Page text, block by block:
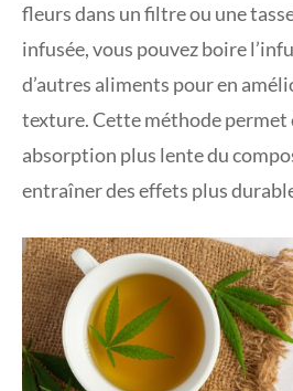
fleurs dans un filtre ou une
infusée, vous pouvez boire
d’autres aliments pour en
texture. Cette méthode permet
absorption plus lente du
entraîner des effets plus